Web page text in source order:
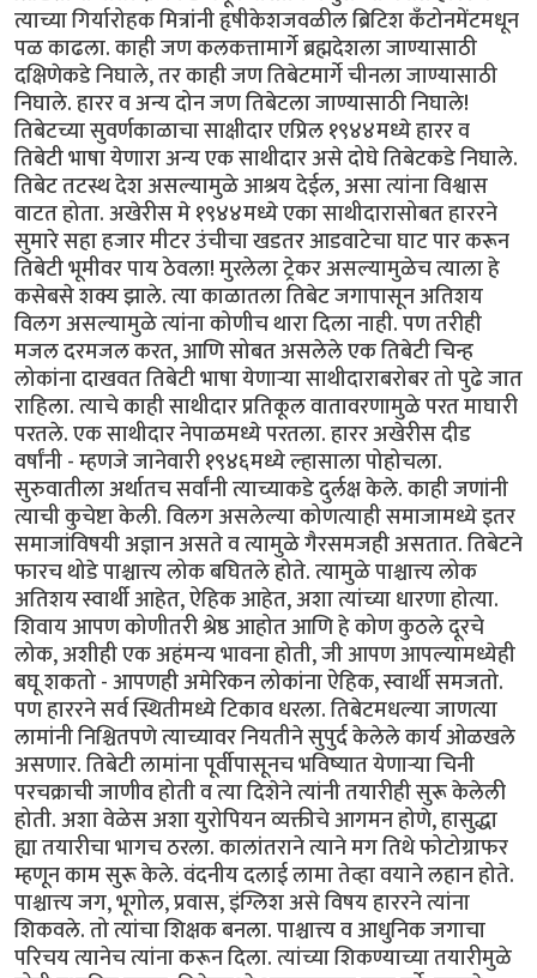
त्याच्या गिर्यारोहक मित्रांनी हृषीकेशजवळील ब्रिटिश कँटोनमेंटमधून
पळ काढला. काही जण कलकत्तामार्गे ब्रह्मदेशला जाण्यासाठी
दक्षिणेकडे निघाले, तर काही जण तिबेटमार्गे चीनला जाण्यासाठी
निघाले. हारर व अन्य दोन जण तिबेटला जाण्यासाठी निघाले!
तिबेटच्या सुवर्णकाळाचा साक्षीदार एप्रिल १९४४मध्ये हारर व
तिबेटी भाषा येणारा अन्य एक साथीदार असे दोघे तिबेटकडे निघाले.
तिबेट तटस्थ देश असल्यामुळे आश्रय देईल, असा त्यांना विश्वास
वाटत होता. अखेरीस मे १९४४मध्ये एका साथीदारासोबत हाररने
सुमारे सहा हजार मीटर उंचीचा खडतर आडवाटेचा घाट पार करून
तिबेटी भूमीवर पाय ठेवला! मुरलेला ट्रेकर असल्यामुळेच त्याला हे
कसेबसे शक्य झाले. त्या काळातला तिबेट जगापासून अतिशय
विलग असल्यामुळे त्यांना कोणीच थारा दिला नाही. पण तरीही
मजल दरमजल करत, आणि सोबत असलेले एक तिबेटी चिन्ह
लोकांना दाखवत तिबेटी भाषा येणार्‍या साथीदाराबरोबर तो पुढे जात
राहिला. त्याचे काही साथीदार प्रतिकूल वातावरणामुळे परत माघारी
परतले. एक साथीदार नेपाळमध्ये परतला. हारर अखेरीस दीड
वर्षांनी - म्हणजे जानेवारी १९४६मध्ये ल्हासाला पोहोचला.
सुरुवातीला अर्थातच सर्वांनी त्याच्याकडे दुर्लक्ष केले. काही जणांनी
त्याची कुचेष्टा केली. विलग असलेल्या कोणत्याही समाजामध्ये इतर
समाजांविषयी अज्ञान असते व त्यामुळे गैरसमजही असतात. तिबेटने
फारच थोडे पाश्चात्त्य लोक बघितले होते. त्यामुळे पाश्चात्त्य लोक
अतिशय स्वार्थी आहेत, ऐहिक आहेत, अशा त्यांच्या धारणा होत्या.
शिवाय आपण कोणीतरी श्रेष्ठ आहोत आणि हे कोण कुठले दूरचे
लोक, अशीही एक अहंमन्य भावना होती, जी आपण आपल्यामध्येही
बघू शकतो - आपणही अमेरिकन लोकांना ऐहिक, स्वार्थी समजतो.
पण हाररने सर्व स्थितीमध्ये टिकाव धरला. तिबेटमधल्या जाणत्या
लामांनी निश्चितपणे त्याच्यावर नियतीने सुपुर्द केलेले कार्य ओळखले
असणार. तिबेटी लामांना पूर्वीपासूनच भविष्यात येणार्‍या चिनी
परचक्राची जाणीव होती व त्या दिशेने त्यांनी तयारीही सुरू केलेली
होती. अशा वेळेस अशा युरोपियन व्यक्तीचे आगमन होणे, हासुद्धा
ह्या तयारीचा भागच ठरला. कालांतराने त्याने मग तिथे फोटोग्राफर
म्हणून काम सुरू केले. वंदनीय दलाई लामा तेव्हा वयाने लहान होते.
पाश्चात्त्य जग, भूगोल, प्रवास, इंग्लिश असे विषय हाररने त्यांना
शिकवले. तो त्यांचा शिक्षक बनला. पाश्चात्त्य व आधुनिक जगाचा
परिचय त्यानेच त्यांना करून दिला. त्यांच्या शिकण्याच्या तयारीमुळे